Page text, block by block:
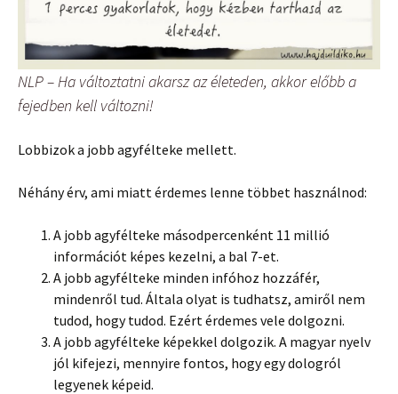
NLP – Ha változtatni akarsz az életeden, akkor előbb a
fejedben kell változni!
Lobbizok a jobb agyfélteke mellett.
Néhány érv, ami miatt érdemes lenne többet használnod:
A jobb agyfélteke másodpercenként 11 millió
információt képes kezelni, a bal 7-et.
A jobb agyfélteke minden infóhoz hozzáfér,
mindenről tud. Általa olyat is tudhatsz, amiről nem
tudod, hogy tudod. Ezért érdemes vele dolgozni.
A jobb agyfélteke képekkel dolgozik. A magyar nyelv
jól kifejezi, mennyire fontos, hogy egy dologról
legyenek képeid.